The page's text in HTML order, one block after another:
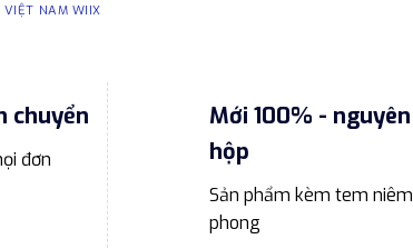
VIỆT NAM WIIX
chuyển
đơn
Mới 100% - nguyên
hộp
Sản phẩm kèm tem niêm
phong